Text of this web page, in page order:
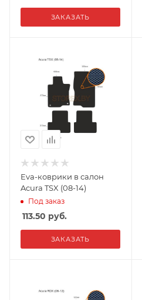
ЗАКАЗАТЬ
Eva-коврики в салон
Acura TSX (08-14)
Под заказ
113.50 руб.
ЗАКАЗАТЬ